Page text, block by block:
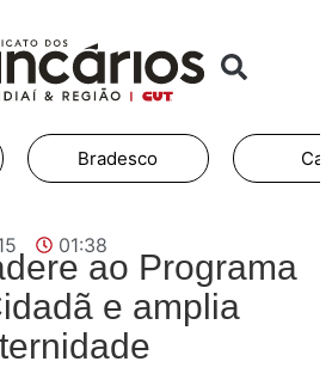
Bradesco
01:38
ao Programa
e amplia